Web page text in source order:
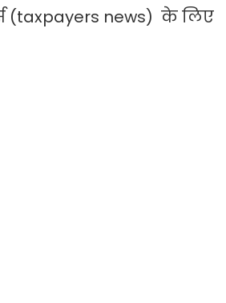
(taxpayers news) के लिए